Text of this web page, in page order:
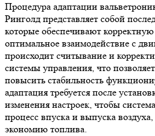
Процедура адаптации
Ринголд представляет собой
которые обеспечивают
оптимальное взаимодействие с
происходит считывание и
системы управления, что
повысить стабильность
адаптация требуется после
изменения настроек, чтобы
процесс впуска и выпуска
экономию топлива.